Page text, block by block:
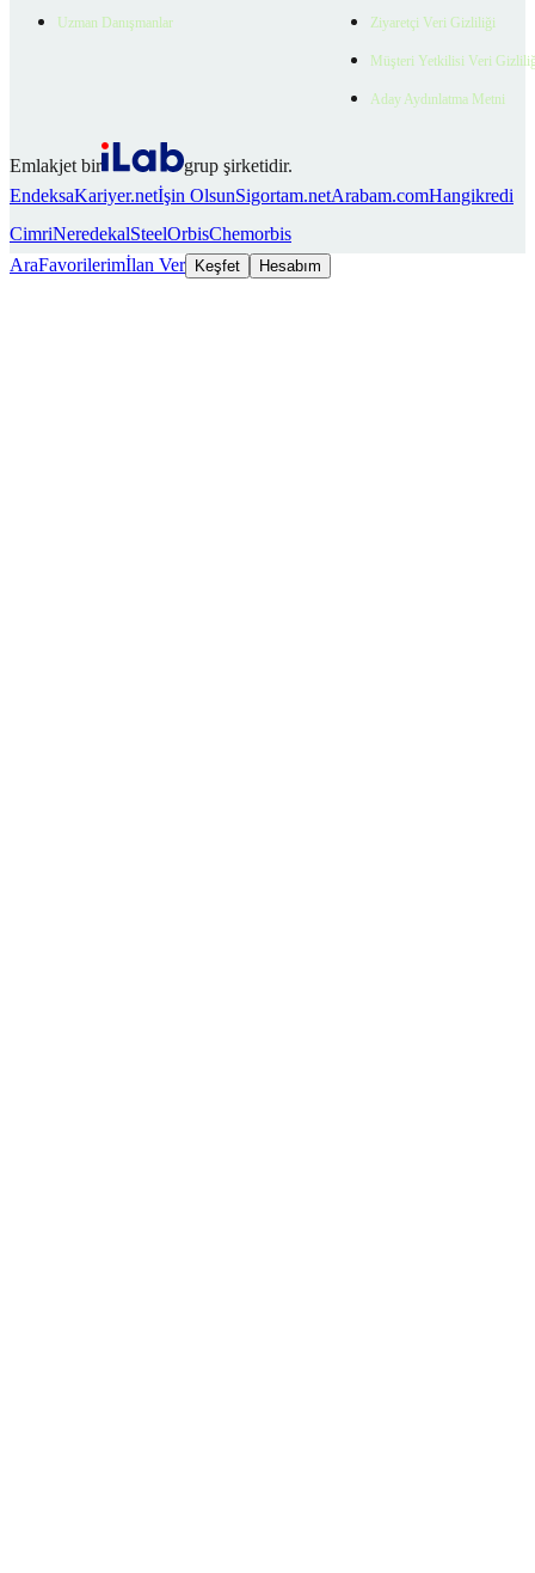
Uzman Danışmanlar Ziyaretçi Veri Gizliliği
Müşteri Yetkilisi Veri
Aday Aydınlatma Metni
Emlakjet bir
grup şirketidir.
EndeksaKariyer.netİşin OlsunSigortam.netArabam.comHangikredi
CimriNeredekalSteelOrbisChemorbis
AraFavorilerimİlan Ver Keşfet Hesabım